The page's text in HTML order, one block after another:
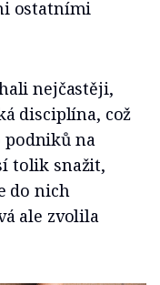
ostatními
nejčastěji,
disciplína, což
na
tolik snažit,
do nich
ale zvolila